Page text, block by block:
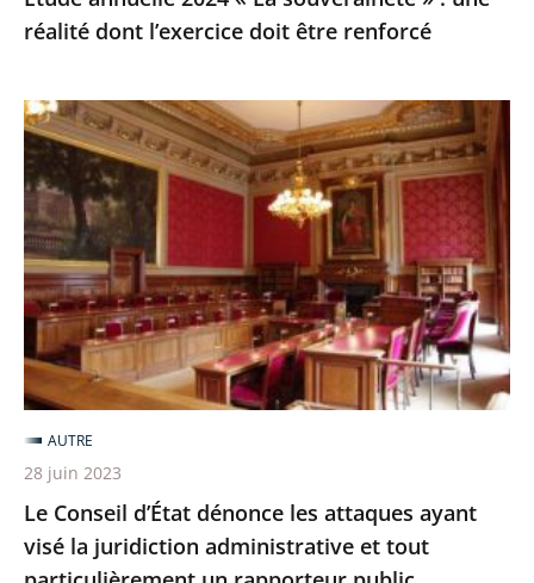
être
réalité dont l’exercice doit être renforcé
Le
Conseil
d’État
dénonce
les
attaques
ayant
visé
la
juridiction
administrative
et
tout
particulièrement
Le Conseil d’État dénonce les attaques ayant
visé la juridiction administrative et tout
AUTRE
28 juin 2023